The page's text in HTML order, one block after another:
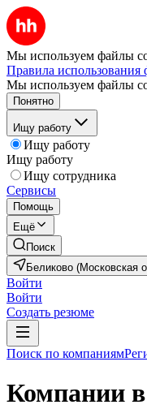
Мы используем файлы
Правила использования
Мы используем файлы
Понятно
Ищу работу
Ищу работу
Ищу работу
Ищу сотрудника
Сервисы
Помощь
Ещё
Поиск
Беликово (Московская
Войти
Войти
Создать резюме
Поиск по компаниям
Компании в